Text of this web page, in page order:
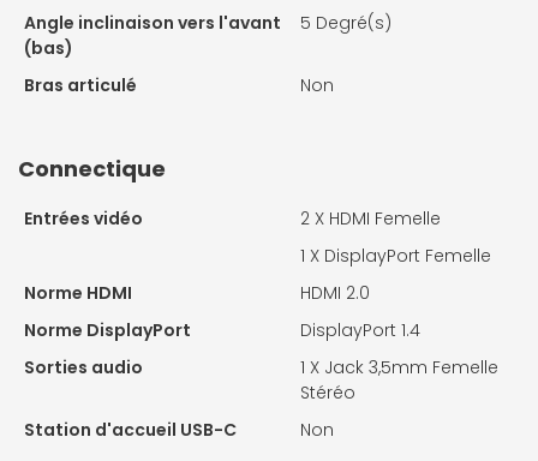
Angle inclinaison vers l'avant
(bas)
5 Degré(s)
Bras articulé Non
Connectique
Entrées vidéo 2 X HDMI Femelle
1 X DisplayPort Femelle
Norme HDMI
HDMI 2.0
Norme DisplayPort
DisplayPort 1.4
Sorties audio
1 X Jack 3,5mm Femelle
Stéréo
Station d'accueil USB-C
Non